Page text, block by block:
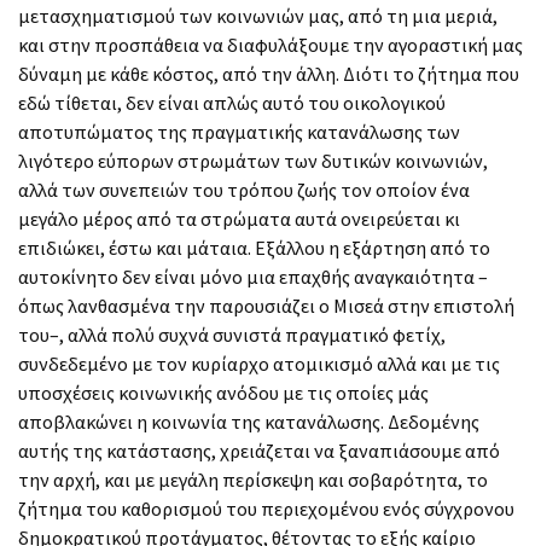
μετασχηματισμού των κοινωνιών μας, από τη μια μεριά,
και στην προσπάθεια να διαφυλάξουμε την αγοραστική μας
δύναμη με κάθε κόστος, από την άλλη. Διότι το ζήτημα που
εδώ τίθεται, δεν είναι απλώς αυτό του οικολογικού
αποτυπώματος της πραγματικής κατανάλωσης των
λιγότερο εύπορων στρωμάτων των δυτικών κοινωνιών,
αλλά των συνεπειών του τρόπου ζωής τον οποίον ένα
μεγάλο μέρος από τα στρώματα αυτά ονειρεύεται κι
επιδιώκει, έστω και μάταια. Εξάλλου η εξάρτηση από το
αυτοκίνητο δεν είναι μόνο μια επαχθής αναγκαιότητα –
όπως λανθασμένα την παρουσιάζει ο Μισεά στην επιστολή
του–, αλλά πολύ συχνά συνιστά πραγματικό φετίχ,
συνδεδεμένο με τον κυρίαρχο ατομικισμό αλλά και με τις
υποσχέσεις κοινωνικής ανόδου με τις οποίες μάς
αποβλακώνει η κοινωνία της κατανάλωσης. Δεδομένης
αυτής της κατάστασης, χρειάζεται να ξαναπιάσουμε από
την αρχή, και με μεγάλη περίσκεψη και σοβαρότητα, το
ζήτημα του καθορισμού του περιεχομένου ενός σύγχρονου
δημοκρατικού προτάγματος, θέτοντας το εξής καίριο